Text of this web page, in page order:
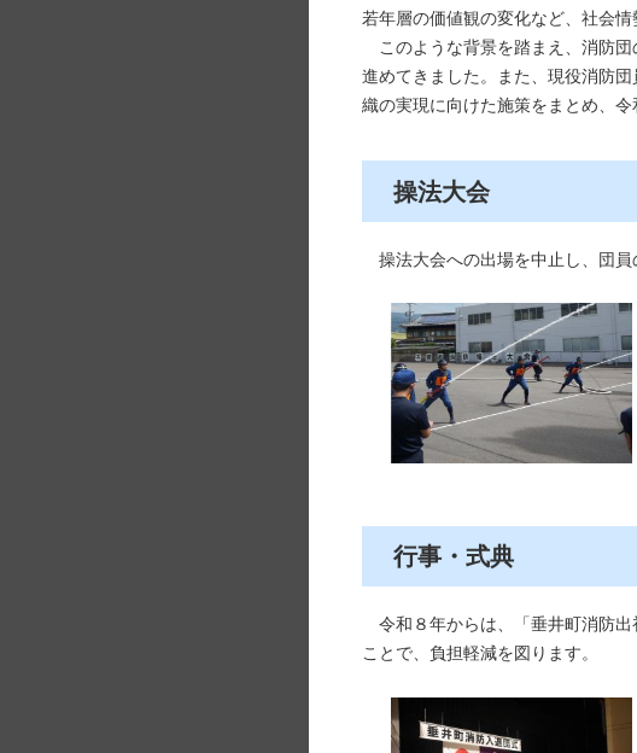
若年層の価値観の変化など、社会
このような背景を踏まえ、消防団
進めてきました。また、現役消防
織の実現に向けた施策をまとめ、令
操法大会
操法大会への出場を中止し、団員
行事・式典
令和８年からは、「垂井町消防出
ことで、負担軽減を図ります。